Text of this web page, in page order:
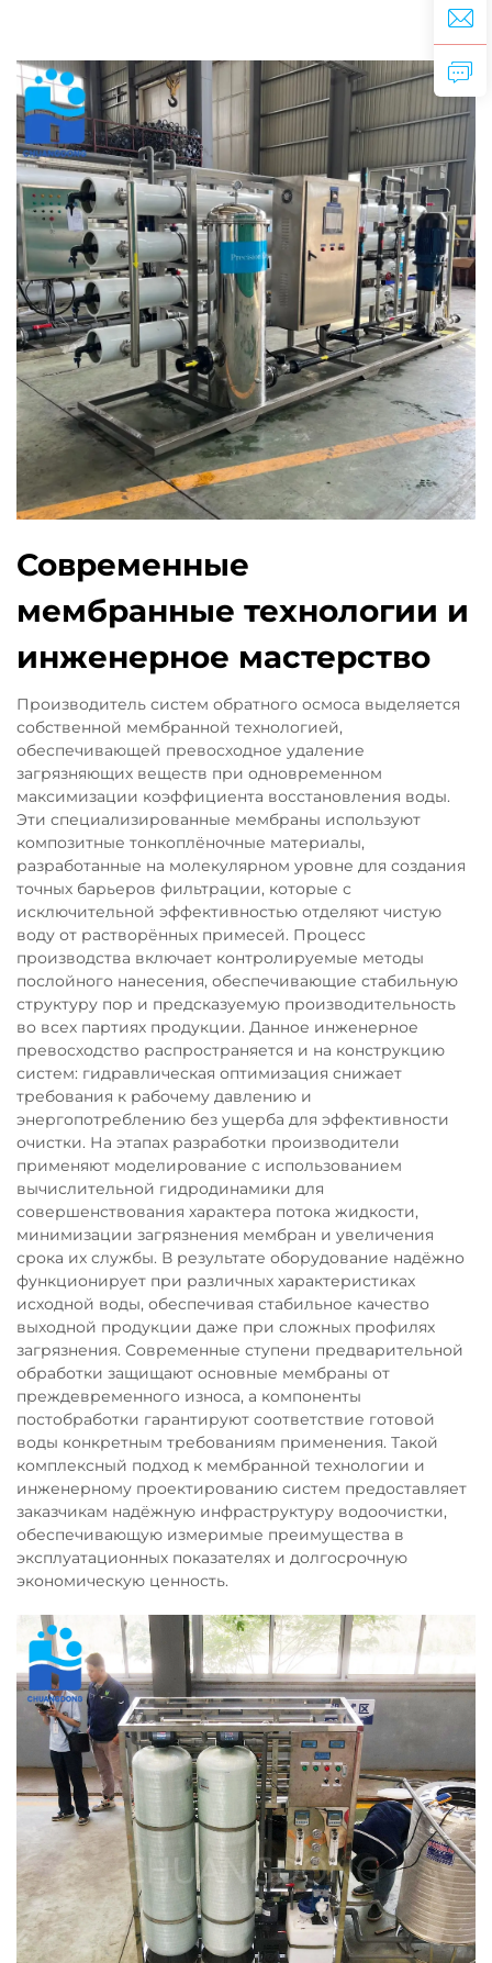
Современные
мембранные технологии и
инженерное мастерство
Производитель систем обратного осмоса выделяется
собственной мембранной технологией,
обеспечивающей превосходное удаление
загрязняющих веществ при одновременном
максимизации коэффициента восстановления воды.
Эти специализированные мембраны используют
композитные тонкоплёночные материалы,
разработанные на молекулярном уровне для создания
точных барьеров фильтрации, которые с
исключительной эффективностью отделяют чистую
воду от растворённых примесей. Процесс
производства включает контролируемые методы
послойного нанесения, обеспечивающие стабильную
структуру пор и предсказуемую производительность
во всех партиях продукции. Данное инженерное
превосходство распространяется и на конструкцию
систем: гидравлическая оптимизация снижает
требования к рабочему давлению и
энергопотреблению без ущерба для эффективности
очистки. На этапах разработки производители
применяют моделирование с использованием
вычислительной гидродинамики для
совершенствования характера потока жидкости,
минимизации загрязнения мембран и увеличения
срока их службы. В результате оборудование надёжно
функционирует при различных характеристиках
исходной воды, обеспечивая стабильное качество
выходной продукции даже при сложных профилях
загрязнения. Современные ступени предварительной
обработки защищают основные мембраны от
преждевременного износа, а компоненты
постобработки гарантируют соответствие готовой
воды конкретным требованиям применения. Такой
комплексный подход к мембранной технологии и
инженерному проектированию систем предоставляет
заказчикам надёжную инфраструктуру водоочистки,
обеспечивающую измеримые преимущества в
эксплуатационных показателях и долгосрочную
экономическую ценность.